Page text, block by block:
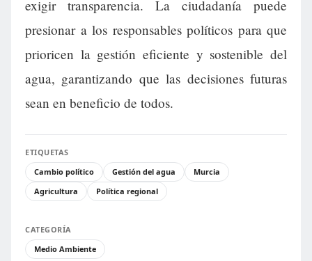
exigir transparencia. La ciudadanía puede
presionar a los responsables políticos para que
prioricen la gestión eficiente y sostenible del
agua, garantizando que las decisiones futuras
sean en beneficio de todos.
ETIQUETAS
Cambio político
Gestión del agua
Murcia
Agricultura
Política regional
CATEGORÍA
Medio Ambiente